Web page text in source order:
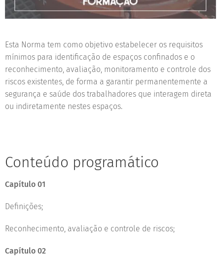
Esta Norma tem como objetivo estabelecer os requisitos
mínimos para identificação de espaços confinados e o
reconhecimento, avaliação, monitoramento e controle dos
riscos existentes, de forma a garantir permanentemente a
segurança e saúde dos trabalhadores que interagem direta
ou indiretamente nestes espaços.
Conteúdo programático
Capítulo 01
Definições;
Reconhecimento, avaliação e controle de riscos;
Capítulo 02